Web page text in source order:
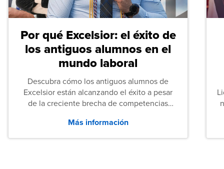
Por qué Excelsior: el éxito de
los antiguos alumnos en el
mundo laboral
Descubra cómo los antiguos alumnos de
Excelsior están alcanzando el éxito a pesar
de la creciente brecha de competencias
tanto las empresas como los recién
graduados en todo Estados Unidos.
Más información